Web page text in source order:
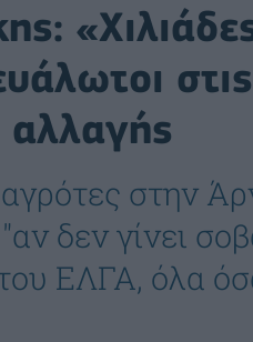
αλλαγής
στην
δεν γίνει
ΕΛΓΑ, όλα